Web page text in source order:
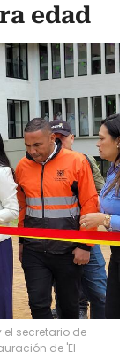
edad
secretario de
de 'El